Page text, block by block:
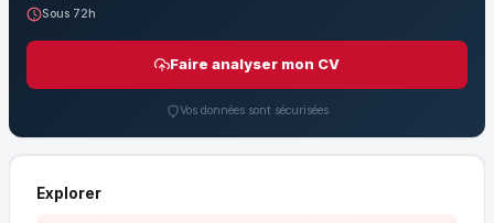
Sous 72h
Faire analyser mon CV
Vos données sont sécurisées
Explorer